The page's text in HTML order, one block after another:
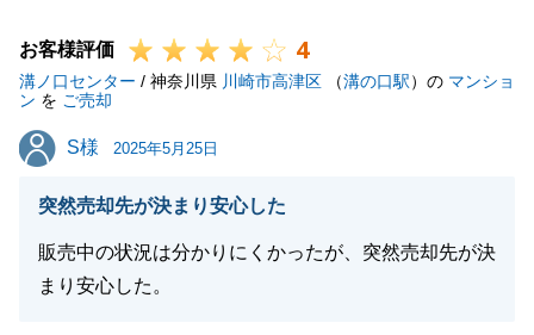
お客様評価 4
溝ノ口センター / 神奈川県 川崎市高津区 （溝の口駅）の マンショ
ン を ご売却
S様
S様 2025年5月25日
突然売却先が決まり安心した
販売中の状況は分かりにくかったが、突然売却先が決
まり安心した。